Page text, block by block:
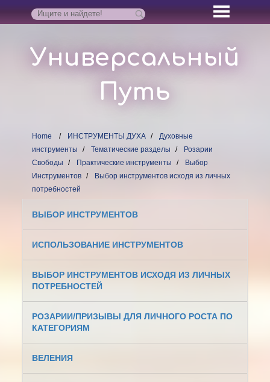
Универсальный
Путь
Home ИНСТРУМЕНТЫ ДУХА
Духовные
инструменты
Тематические разделы
Розарии
Свободы
Практические инструменты
Выбор
Инструментов
Выбор инструментов исходя из личных
потребностей
ВЫБОР ИНСТРУМЕНТОВ
ИСПОЛЬЗОВАНИЕ ИНСТРУМЕНТОВ
ВЫБОР ИНСТРУМЕНТОВ ИСХОДЯ ИЗ ЛИЧНЫХ
ПОТРЕБНОСТЕЙ
РОЗАРИИ/ПРИЗЫВЫ ДЛЯ ЛИЧНОГО РОСТА ПО
КАТЕГОРИЯМ
ВЕЛЕНИЯ